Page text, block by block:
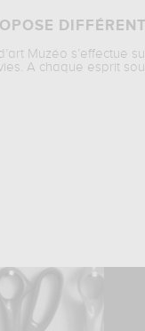
Muzéo s’effectue
A chaque esprit